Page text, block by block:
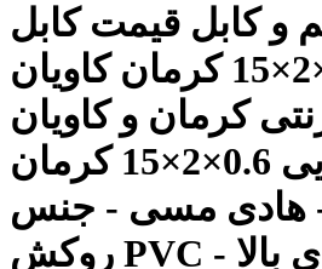
کابل قیمت کابل
هوایی 0.6×2×15 کرمان کاویان
کرمان و کاویان
کابل هوایی 0.6×2×15 کرمان
- هادی مسی - جنس
روکش PVC - تحمل دمای بالا